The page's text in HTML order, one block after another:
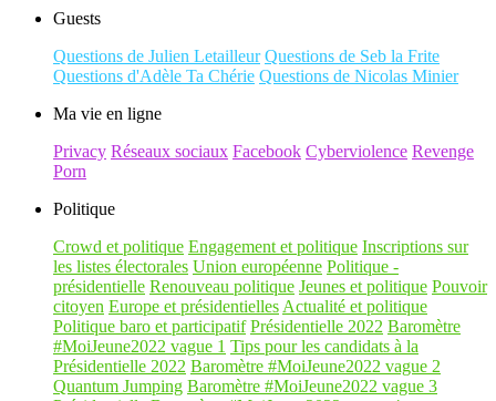
Guests
Questions de Julien Letailleur Questions de Seb la Frite
Questions d'Adèle Ta Chérie Questions de Nicolas Minier
Ma vie en ligne
Privacy Réseaux sociaux Facebook Cyberviolence Revenge
Porn
Politique
Crowd et politique Engagement et politique Inscriptions sur
les listes électorales Union européenne Politique -
présidentielle Renouveau politique Jeunes et politique Pouvoir
citoyen Europe et présidentielles Actualité et politique
Politique baro et participatif Présidentielle 2022 Baromètre
#MoiJeune2022 vague 1 Tips pour les candidats à la
Présidentielle 2022 Baromètre #MoiJeune2022 vague 2
Quantum Jumping Baromètre #MoiJeune2022 vague 3